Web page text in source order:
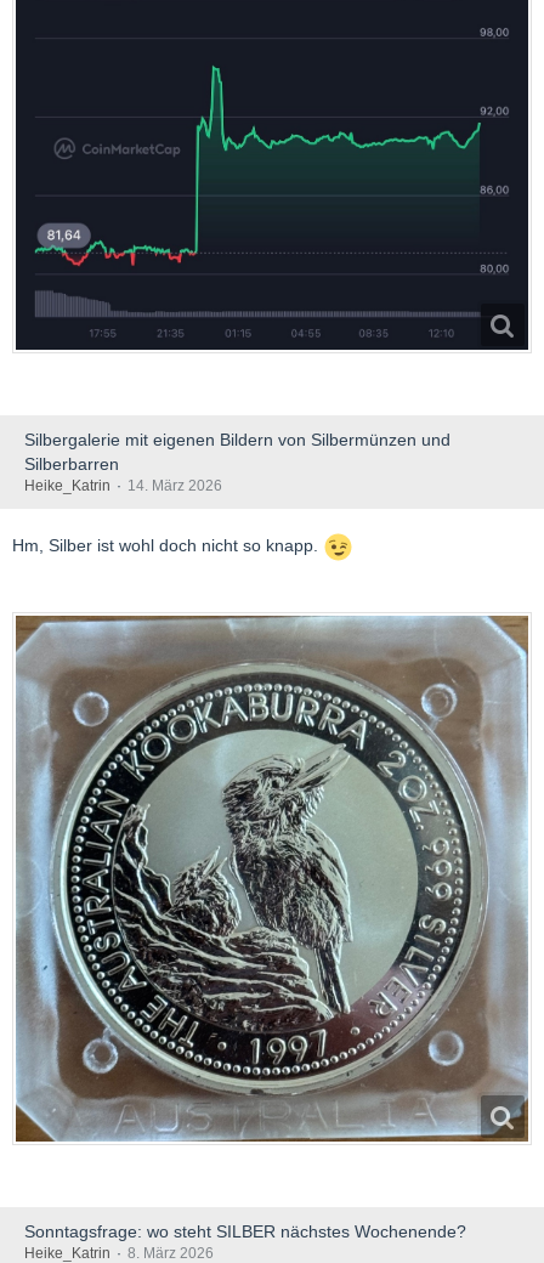
Silbergalerie mit eigenen Bildern von Silbermünzen und
Silberbarren
Heike_Katrin 14. März 2026
Hm, Silber ist wohl doch nicht so knapp.
Sonntagsfrage: wo steht SILBER nächstes Wochenende?
Heike_Katrin 8. März 2026